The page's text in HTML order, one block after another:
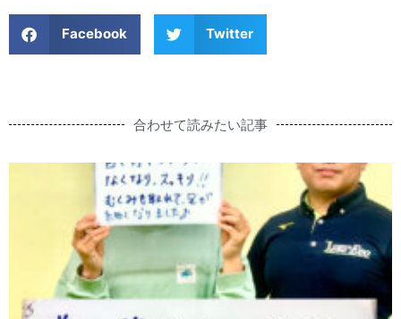
Facebook Twitter
合わせて読みたい記事